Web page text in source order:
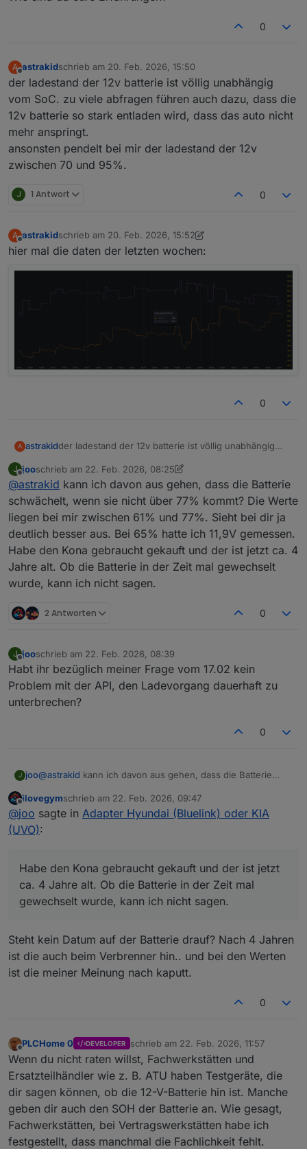
0
A
Offline
astrakidschrieb am 20. Feb. 2026, 15:50
zuletzt editiert von
der ladestand der 12v batterie ist völlig unabhängig
vom SoC. zu viele abfragen führen auch dazu, dass die
12v batterie so stark entladen wird, dass das auto nicht
mehr anspringt.
ansonsten pendelt bei mir der ladestand der 12v
zwischen 70 und 95%.
J 1 Antwort 0
A
Offline
astrakidschrieb am 20. Feb. 2026, 15:52
zuletzt editiert von astrakid
hier mal die daten der letzten wochen:
0
A astrakidder ladestand der 12v batterie ist völlig unabhängig
die 12v batterie so stark entladen wird, dass das auto
nicht mehr anspringt.
ansonsten pendelt bei mir der ladestand der 12v
zwischen 70 und 95%.
J
Offline
jooschrieb am 22. Feb. 2026, 08:25
zuletzt editiert von joo
@astrakid kann ich davon aus gehen, dass die Batterie
schwächelt, wenn sie nicht über 77% kommt? Die Werte
liegen bei mir zwischen 61% und 77%. Sieht bei dir ja
deutlich besser aus. Bei 65% hatte ich 11,9V gemessen.
Habe den Kona gebraucht gekauft und der ist jetzt ca. 4
Jahre alt. Ob die Batterie in der Zeit mal gewechselt
wurde, kann ich nicht sagen.
2 Antworten 0
J
Offline
jooschrieb am 22. Feb. 2026, 08:39
zuletzt editiert von
Habt ihr bezüglich meiner Frage vom 17.02 kein
Problem mit der API, den Ladevorgang dauerhaft zu
unterbrechen?
0
J joo@astrakid kann ich davon aus gehen, dass die Batterie
liegen bei mir zwischen 61% und 77%. Sieht bei dir ja
deutlich besser aus. Bei 65% hatte ich 11,9V gemessen.
Habe den Kona gebraucht gekauft und der ist jetzt ca. 4
Offline
ilovegymschrieb am 22. Feb. 2026, 09:47
zuletzt editiert von
@joo sagte in Adapter Hyundai (Bluelink) oder KIA
(UVO):
Habe den Kona gebraucht gekauft und der ist jetzt
ca. 4 Jahre alt. Ob die Batterie in der Zeit mal
gewechselt wurde, kann ich nicht sagen.
Steht kein Datum auf der Batterie drauf? Nach 4 Jahren
ist die auch beim Verbrenner hin.. und bei den Werten
ist die meiner Meinung nach kaputt.
0
Offline
PLCHome 0 DEVELOPER schrieb am 22. Feb. 2026, 11:57
zuletzt editiert von
Wenn du nicht raten willst, Fachwerkstätten und
Ersatzteilhändler wie z. B. ATU haben Testgeräte, die
dir sagen können, ob die 12-V-Batterie hin ist. Manche
geben dir auch den SOH der Batterie an. Wie gesagt,
Fachwerkstätten, bei Vertragswerkstätten habe ich
festgestellt, dass manchmal die Fachlichkeit fehlt.